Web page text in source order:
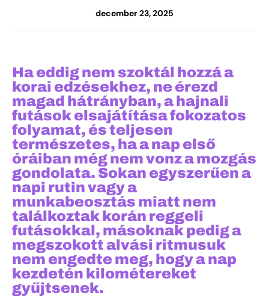
december 23, 2025
Ha eddig nem szoktál hozzá a
korai edzésekhez, ne érezd
magad hátrányban, a hajnali
futások elsajátítása fokozatos
folyamat, és teljesen
természetes, ha a nap első
óráiban még nem vonz a mozgás
gondolata. Sokan egyszerűen a
napi rutin vagy a
munkabeosztás miatt nem
találkoztak korán reggeli
futásokkal, másoknak pedig a
megszokott alvási ritmusuk
nem engedte meg, hogy a nap
kezdetén kilométereket
gyűjtsenek.